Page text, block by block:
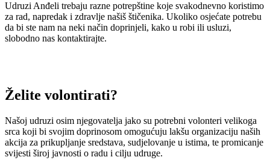
Udruzi Anđeli trebaju razne potrepštine koje svakodnevno koristimo
za rad, napredak i zdravlje našiš štičenika. Ukoliko osjećate potrebu
da bi ste nam na neki način doprinjeli, kako u robi ili usluzi,
slobodno nas kontaktirajte.
Želite volontirati?
Našoj udruzi osim njegovatelja jako su potrebni volonteri velikoga
srca koji bi svojim doprinosom omogućuju lakšu organizaciju naših
akcija za prikupljanje sredstava, sudjelovanje u istima, te promicanje
svijesti široj javnosti o radu i cilju udruge.